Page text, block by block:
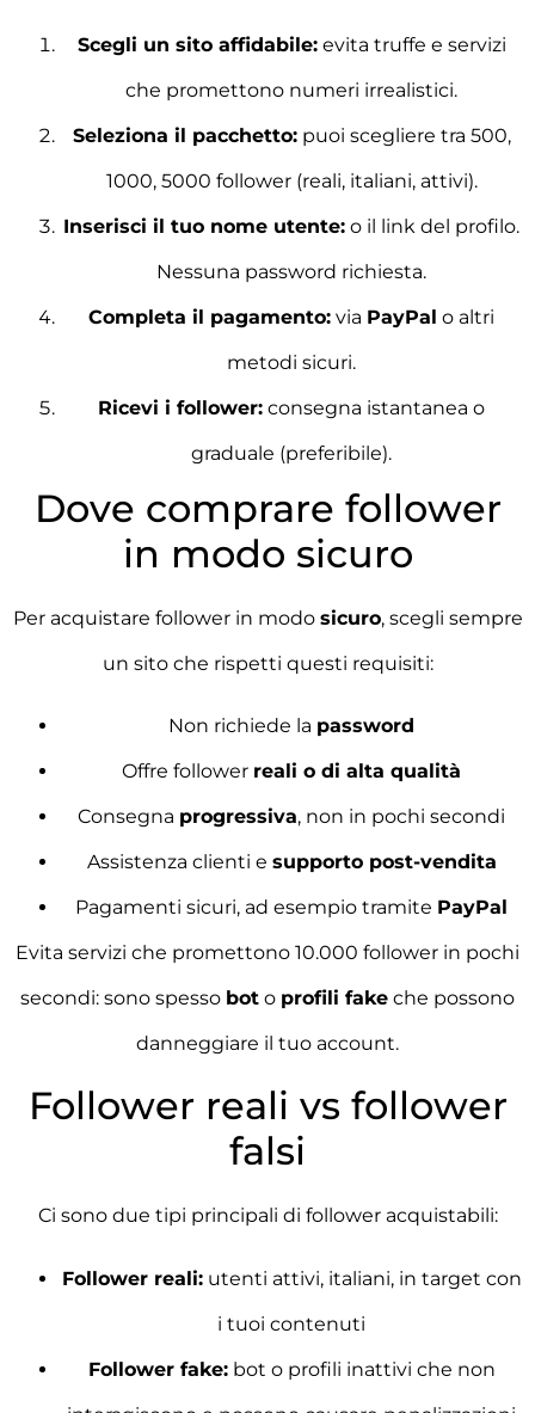
Scegli un sito affidabile:evita truffe e servizi
che promettono numeri irrealistici.
Seleziona il pacchetto:puoi scegliere tra 500,
1000, 5000 follower (reali, italiani, attivi).
Inserisci il tuo nome utente: o il link del profilo.
Nessuna password richiesta.
Completa il pagamento: via PayPal o altri
metodi sicuri.
Ricevi i follower: consegna istantanea o
graduale (preferibile).
Dove comprare follower
in modo sicuro
Per acquistare follower in modo sicuro, scegli sempre
un sito che rispetti questi requisiti:
Non richiede la password
Offre follower reali o di alta qualità
Consegna progressiva, non in pochi secondi
Assistenza clienti e supporto post-vendita
Pagamenti sicuri, ad esempio tramite PayPal
Evita servizi che promettono 10.000 follower in pochi
secondi: sono spesso bot o profili fake che possono
danneggiare il tuo account.
Follower reali vs follower
falsi
Ci sono due tipi principali di follower acquistabili:
Follower reali:utenti attivi, italiani, in target con
i tuoi contenuti
Follower fake:bot o profili inattivi che non